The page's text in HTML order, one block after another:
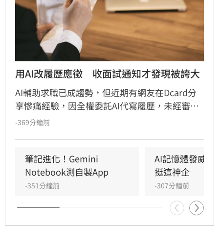
用AI改履歷應徵　收面試通知才發現被誇大
AI輔助求職已成趨勢，但近期有網友在Dcard分
享慘痛經驗，因全權委託AI代寫履歷，未經審核
即投遞，結果履歷被AI自動「腦補」誇大，將協
實際能力不符恐面臨社死。專家與網友建議，AI
僅適合作為修飾語句的工具，而非內容產出者。
求職者應先撰寫真實初稿，再請AI優化，並給予
明確指令避免誇大，最終審核仍需回歸自身，確
保履歷內容真實可靠，以免因誠信問題在面試環
節遭淘汰，影響職涯發展。
-369分鐘前
筆記進化！Gemini
Notebook測自製App
-351分鐘前
AI記憶體發威！
挺這神企
-307分鐘前